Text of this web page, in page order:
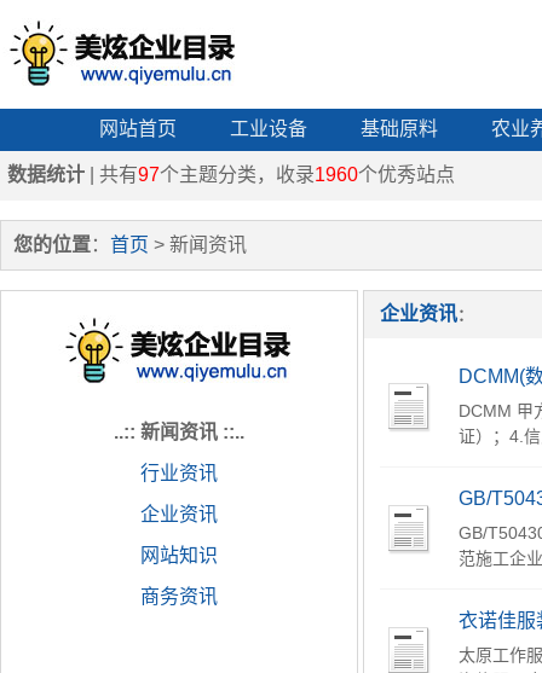
网站首页 工业设备 基础原料 农业
数据统计 | 共有97个主题分类，收录1960个优秀站点
您的位置： 首页 > 新闻资讯
..:: 新闻资讯 ::..
行业资讯
企业资讯
网站知识
商务资讯
企业资讯：
DCMM(
DCMM 甲
证）；4.
GB/
GB/
范施工企
衣诺佳服
太原工作